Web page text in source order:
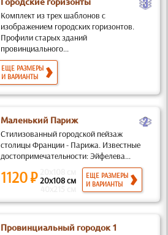
Комплект из трех шаблонов с
изображением городских горизонтов.
Профили старых зданий
провинциального...
ЕЩЕ РАЗМЕРЫ
И ВАРИАНТЫ
Маленький Париж b
Стилизованный городской пейзаж
столицы Франции - Парижа. Известные
достопримечательности: Эйфелева...
1120 ₽20x108 см
ЕЩЕ РАЗМЕРЫ
И ВАРИАНТЫ
Провинциальный городок 1